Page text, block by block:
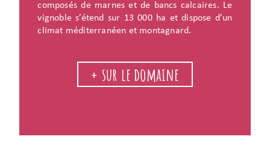
composés de marnes et de bancs calcaires. Le
vignoble s’étend sur 13 000 ha et dispose d’un
climat méditerranéen et montagnard.
+ sur le domaine